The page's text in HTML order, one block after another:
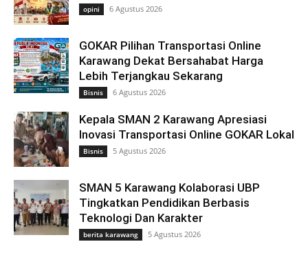
opini 6 Agustus 2026
GOKAR Pilihan Transportasi Online
Karawang Dekat Bersahabat Harga
Lebih Terjangkau Sekarang
Bisnis 6 Agustus 2026
Kepala SMAN 2 Karawang Apresiasi
Inovasi Transportasi Online GOKAR Lokal
Bisnis 5 Agustus 2026
SMAN 5 Karawang Kolaborasi UBP
Tingkatkan Pendidikan Berbasis
Teknologi Dan Karakter
berita karawang 5 Agustus 2026